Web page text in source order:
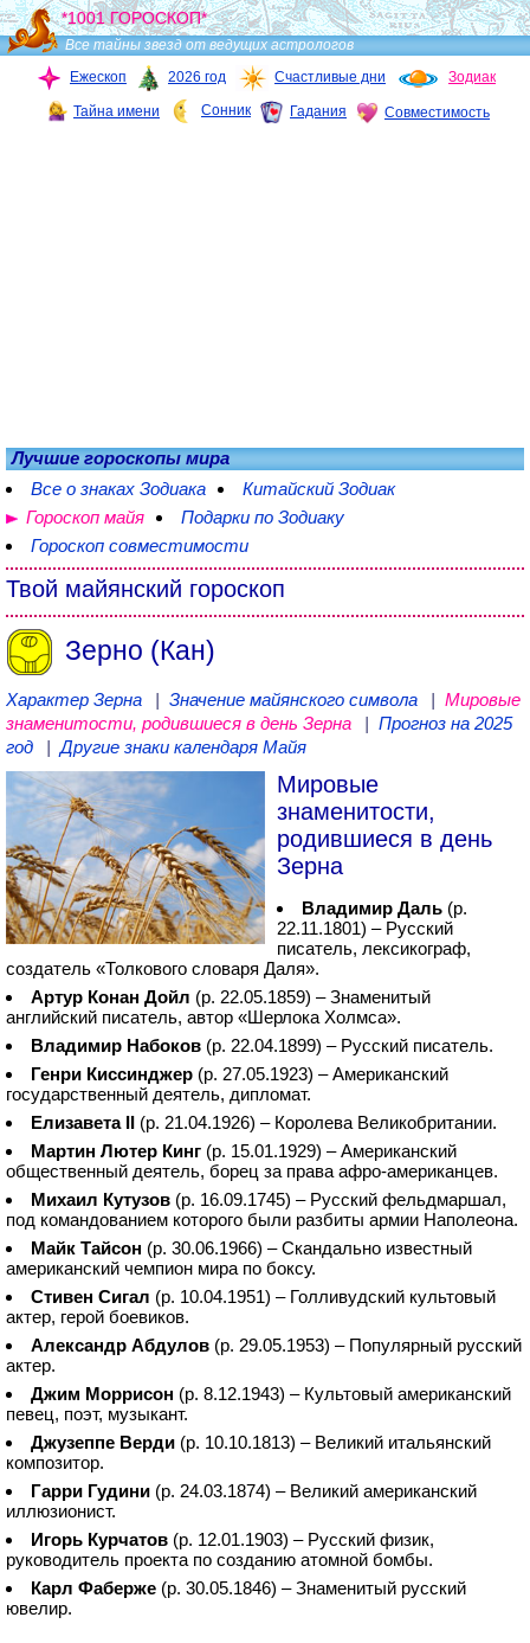
*1001 ГОРОСКОП*
Все тайны звезд от ведущих астрологов
Ежескоп
2026 год Счастливые дни Зодиак
Тайна имени Сонник Гадания Совместимость
Лучшие гороскопы мира
Все о знаках Зодиака
Китайский Зодиак
Гороскоп майя
Подарки по Зодиаку
Гороскоп совместимости
Твой майянский гороскоп
Зерно (Кан)
Характер Зерна | Значение майянского символа | Мировые
знаменитости, родившиеся в день Зерна
| Прогноз на 2025
год
|Другие знаки календаря Майя
Мировые
знаменитости,
родившиеся в день
Зерна
Владимир Даль (р.
22.11.1801) – Русский
писатель, лексикограф,
создатель «Толкового словаря Даля».
Артур Конан Дойл (р. 22.05.1859) – Знаменитый
английский писатель, автор «Шерлока Холмса».
Владимир Набоков (р. 22.04.1899) – Русский писатель.
Генри Киссинджер (р. 27.05.1923) – Американский
государственный деятель, дипломат.
Елизавета II (р. 21.04.1926) – Королева Великобритании.
Мартин Лютер Кинг (р. 15.01.1929) – Американский
общественный деятель, борец за права афро-американцев.
Михаил Кутузов (р. 16.09.1745) – Русский фельдмаршал,
под командованием которого были разбиты армии Наполеона.
Майк Тайсон (р. 30.06.1966) – Скандально известный
американский чемпион мира по боксу.
Стивен Сигал (р. 10.04.1951) – Голливудский культовый
актер, герой боевиков.
Александр Абдулов (р. 29.05.1953) – Популярный русский
актер.
Джим Моррисон (р. 8.12.1943) – Культовый американский
певец, поэт, музыкант.
Джузеппе Верди (р. 10.10.1813) – Великий итальянский
композитор.
Гарри Гудини (р. 24.03.1874) – Великий американский
иллюзионист.
Игорь Курчатов (р. 12.01.1903) – Русский физик,
руководитель проекта по созданию атомной бомбы.
Карл Фаберже (р. 30.05.1846) – Знаменитый русский
ювелир.